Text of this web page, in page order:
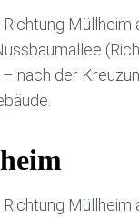
Müllheim
nach der
Müllheim